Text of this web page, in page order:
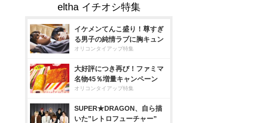
イケメンてんこ盛り！尊すぎ
る男子の純情ラブに胸キュン
オリコンタイアップ特集
大好評につき再び！ファミマ
名物45％増量キャンペーン
オリコンタイアップ特集
SUPER★DRAGON、自ら描
いた”レトロフューチャー”